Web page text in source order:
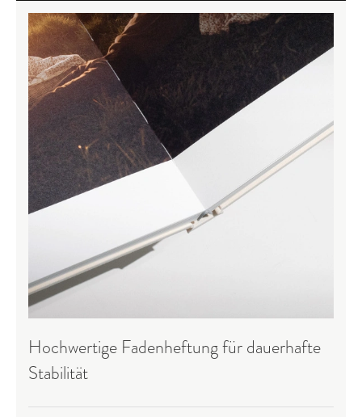
Hochwertige Fadenheftung für dauerhafte
Stabilität